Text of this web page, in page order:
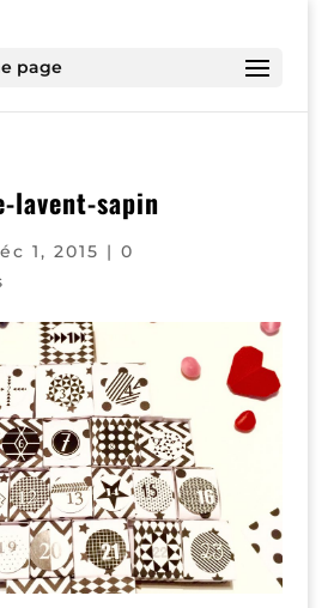
page
lavent-sapin
1, 2015 | 0